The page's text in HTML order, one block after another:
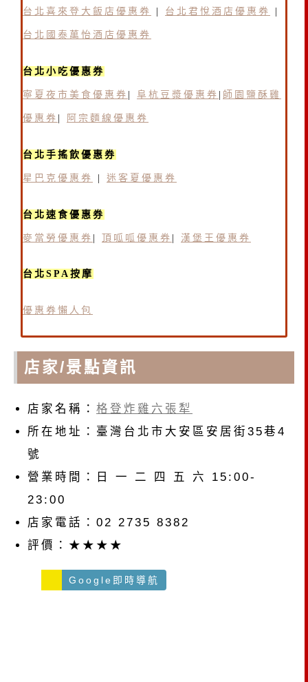
台北喜來登大飯店優惠券 台北君悅酒店優惠券
台北國泰萬怡酒店優惠券
台北小吃優惠券
寧夏夜市美食優惠券 阜杭豆漿優惠券 師園鹽酥雞
優惠券 阿宗麵線優惠券
台北手搖飲優惠券
星巴克優惠券 迷客夏優惠券
台北速食優惠券
麥當勞優惠券 | 頂呱呱優惠券 | 漢堡王優惠券
台北SPA按摩
優惠券懶人包
店家/景點資訊
店家名稱： 格登炸雞六張犁
所在地址：臺灣台北市大安區安居街35巷4
號
營業時間：日 一 二 四 五 六 15:00-
23:00
店家電話：02 2735 8382
評價：★★★★
Google即時導航